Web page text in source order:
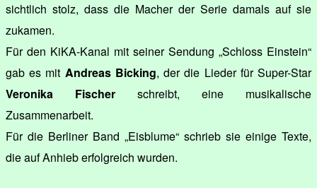
sichtlich stolz, dass die Macher der Serie damals auf sie
zukamen.
Für den KiKA-Kanal mit seiner Sendung „Schloss Einstein“
gab es mit Andreas Bicking, der die Lieder für Super-Star
Veronika Fischer schreibt, eine musikalische
Zusammenarbeit.
Für die Berliner Band „Eisblume“ schrieb sie einige Texte,
die auf Anhieb erfolgreich wurden.